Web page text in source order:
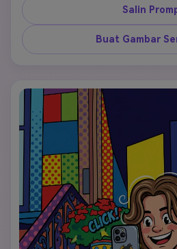
halftone vintage dan
Salin
Buat Gambar